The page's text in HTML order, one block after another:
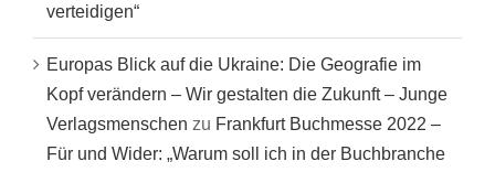
verteidigen“
Europas Blick auf die Ukraine: Die Geografie im
Kopf verändern – Wir gestalten die Zukunft – Junge
Verlagsmenschen zu Frankfurt Buchmesse 2022 –
Für und Wider: „Warum soll ich in der Buchbranche